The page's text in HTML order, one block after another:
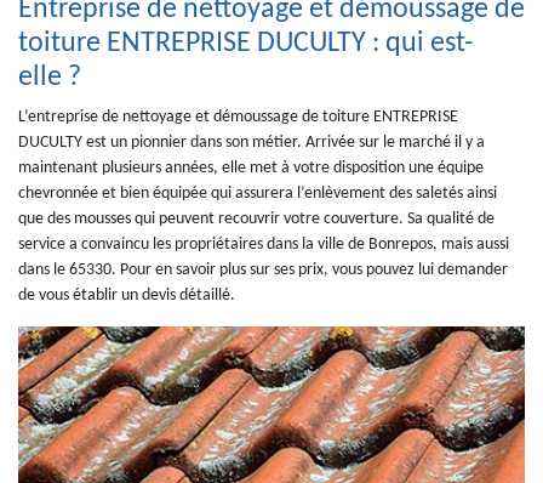
Entreprise de nettoyage et démoussage de
toiture ENTREPRISE DUCULTY : qui est-
elle ?
L’entreprise de nettoyage et démoussage de toiture ENTREPRISE
DUCULTY est un pionnier dans son métier. Arrivée sur le marché il y a
maintenant plusieurs années, elle met à votre disposition une équipe
chevronnée et bien équipée qui assurera l’enlèvement des saletés ainsi
que des mousses qui peuvent recouvrir votre couverture. Sa qualité de
service a convaincu les propriétaires dans la ville de Bonrepos, mais aussi
dans le 65330. Pour en savoir plus sur ses prix, vous pouvez lui demander
de vous établir un devis détaillé.